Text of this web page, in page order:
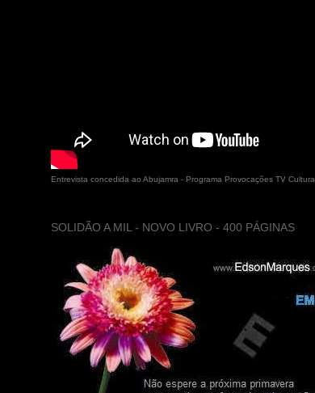
Entrevista concedida ao Abujamra - Programa Provocações TV Cultura
SOLIDÃO A MIL - NOVO LIVRO - 400 PÁGINAS